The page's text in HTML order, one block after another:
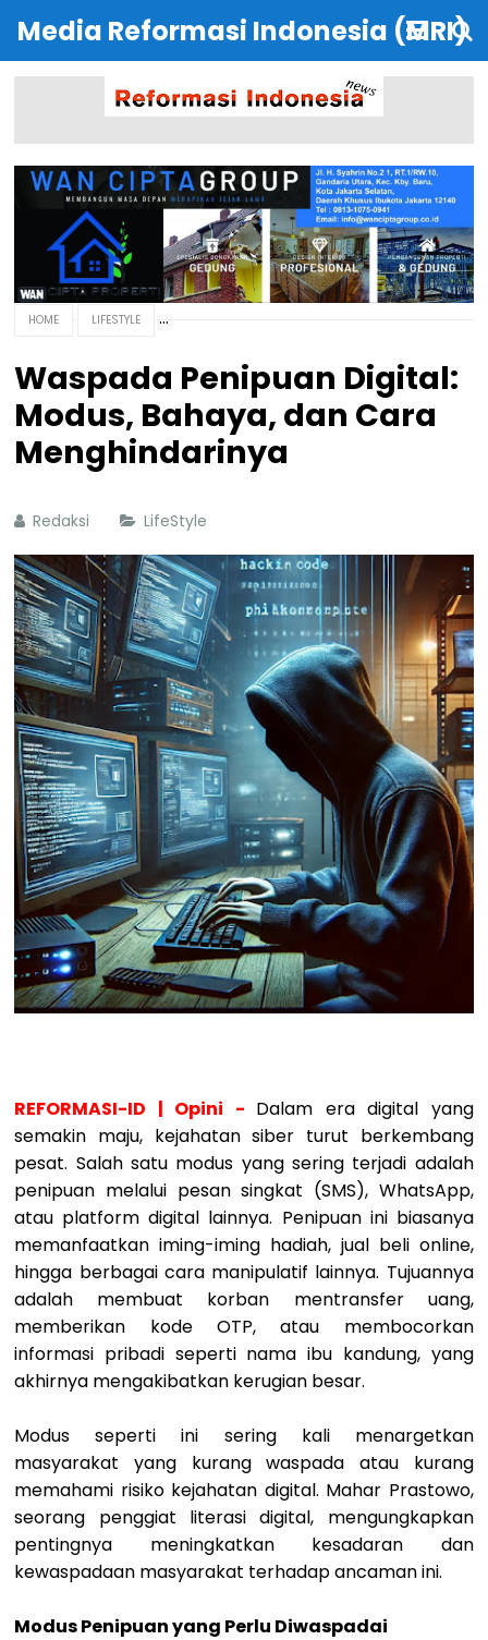
Media Reformasi Indonesia (MRI)
HOME LIFESTYLE
Waspada Penipuan Digital:
Modus, Bahaya, dan Cara
Menghindarinya
Redaksi LifeStyle
REFORMASI-ID | Opini - Dalam era digital yang
semakin maju, kejahatan siber turut berkembang
pesat. Salah satu modus yang sering terjadi adalah
penipuan melalui pesan singkat (SMS), WhatsApp,
atau platform digital lainnya. Penipuan ini biasanya
memanfaatkan iming-iming hadiah, jual beli online,
hingga berbagai cara manipulatif lainnya. Tujuannya
adalah membuat korban mentransfer uang,
memberikan kode OTP, atau membocorkan
informasi pribadi seperti nama ibu kandung, yang
akhirnya mengakibatkan kerugian besar.
Modus seperti ini sering kali menargetkan
masyarakat yang kurang waspada atau kurang
memahami risiko kejahatan digital. Mahar Prastowo,
seorang penggiat literasi digital, mengungkapkan
pentingnya meningkatkan kesadaran dan
kewaspadaan masyarakat terhadap ancaman ini.
Modus Penipuan yang Perlu Diwaspadai